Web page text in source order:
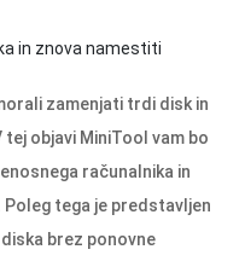
zamenjati trdi disk in
objavi MiniTool vam bo
računalnika in
tega je predstavljen
brez ponovne